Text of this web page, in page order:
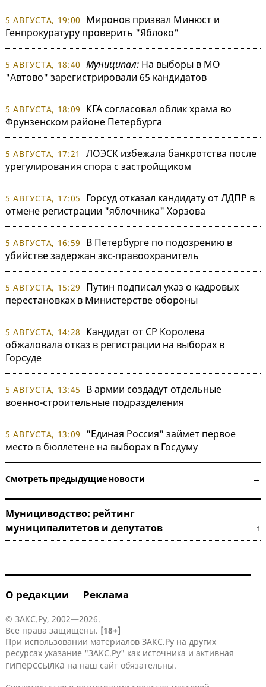
5 АВГУСТА, 19:00
Миронов призвал Минюст и
Генпрокуратуру проверить "Яблоко"
5 АВГУСТА, 18:40 Муниципал: На выборы в МО
"Автово" зарегистрировали 65 кандидатов
5 АВГУСТА, 18:09
КГА согласовал облик храма во
Фрунзенском районе Петербурга
5 АВГУСТА, 17:21
ЛОЭСК избежала банкротства после
урегулирования спора с застройщиком
5 АВГУСТА, 17:05
Горсуд отказал кандидату от ЛДПР в
отмене регистрации "яблочника" Хорзова
5 АВГУСТА, 16:59
В Петербурге по подозрению в
убийстве задержан экс-правоохранитель
5 АВГУСТА, 15:29
Путин подписал указ о кадровых
перестановках в Министерстве обороны
5 АВГУСТА, 14:28
Кандидат от СР Королева
обжаловала отказ в регистрации на выборах в
Горсуде
5 АВГУСТА, 13:45
В армии создадут отдельные
военно-строительные подразделения
5 АВГУСТА, 13:09
"Единая Россия" займет первое
место в бюллетене на выборах в Госдуму
Смотреть предыдущие новости →
Мунициводство: рейтинг
муниципалитетов и депутатов ↑
О редакции Реклама
© ЗАКС.Ру, 2002—2026.
Все права защищены. [18+]
При использовании материалов ЗАКС.Ру на других
ресурсах указание "ЗАКС.Ру" как источника и активная
гиперссылка на наш сайт обязательны.